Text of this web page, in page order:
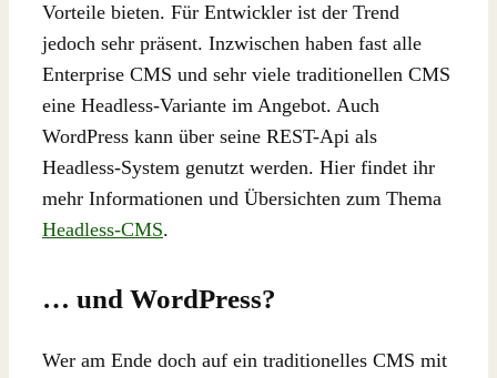
Vorteile bieten. Für Entwickler ist der Trend
jedoch sehr präsent. Inzwischen haben fast alle
Enterprise CMS und sehr viele traditionellen CMS
eine Headless-Variante im Angebot. Auch
WordPress kann über seine REST-Api als
Headless-System genutzt werden. Hier findet ihr
mehr Informationen und Übersichten zum Thema
Headless-CMS.
… und WordPress?
Wer am Ende doch auf ein traditionelles CMS mit